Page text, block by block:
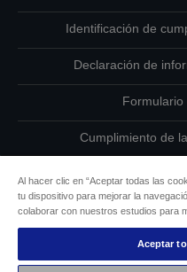
Identificación de
Declaración de
Formulario
Cumplimiento de
Compromiso de
Al hacer clic en “Aceptar todas las
tu dispositivo para mejorar la
colaborar con nuestros estudios para
Aceptar